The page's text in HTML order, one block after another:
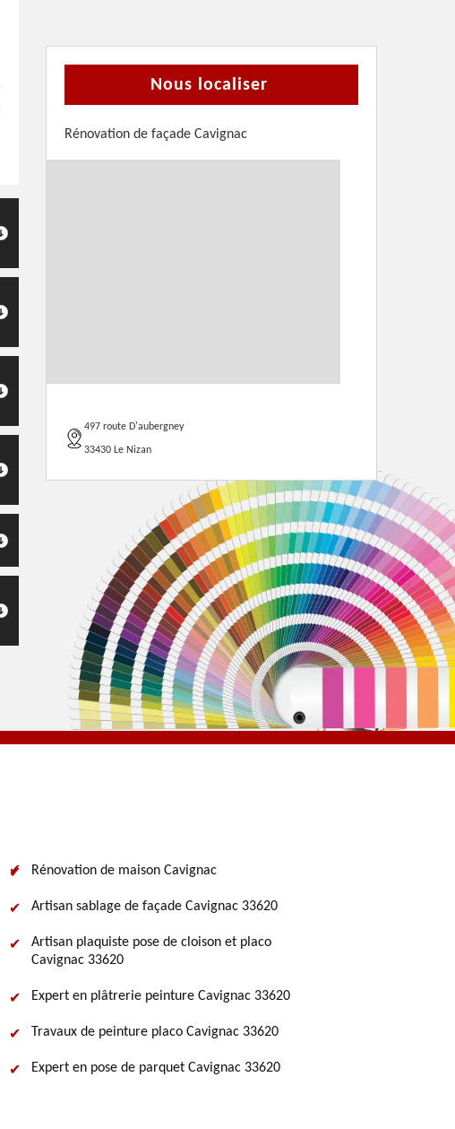
Nous localiser
Rénovation de façade Cavignac
497 route D'aubergney
33430 Le Nizan
Rénovation de maison Cavignac
Artisan sablage de façade Cavignac 33620
Artisan plaquiste pose de cloison et placo
Cavignac 33620
Expert en plâtrerie peinture Cavignac 33620
Travaux de peinture placo Cavignac 33620
Expert en pose de parquet Cavignac 33620